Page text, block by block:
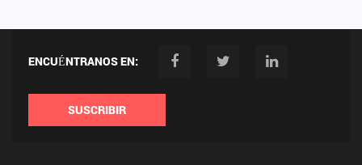
ENCUÉNTRANOS EN:
SUSCRIBIR